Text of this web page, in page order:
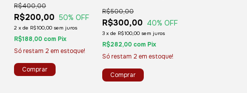
R$200,00
R$400,00
50% OFF
2 x de R$100,00 sem juros
R$188,00 com Pix
Só restam 2 em estoque!
R$300,00
R$500,00
40% OFF
3 x de R$100,00 sem juros
R$282,00 com Pix
Só restam 2 em estoque!